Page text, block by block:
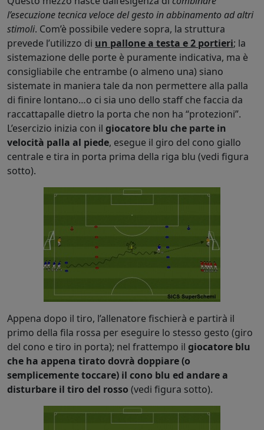
l’esecuzione tecnica veloce del gesto in abbinamento ad altri
stimoli. Com’è possibile vedere sopra, la struttura
prevede l’utilizzo di un pallone a testa e 2 portieri; la
sistemazione delle porte è puramente indicativa, ma è
consigliabile che entrambe (o almeno una) siano
sistemate in maniera tale da non permettere alla palla
di finire lontano…o ci sia uno dello staff che faccia da
raccattapalle dietro la porta che non ha “protezioni”.
L’esercizio inizia con il giocatore blu che parte in
velocità palla al piede, esegue il giro del cono giallo
centrale e tira in porta prima della riga blu (vedi figura
sotto).
Appena dopo il tiro, l’allenatore fischierà e partirà il
primo della fila rossa per eseguire lo stesso gesto (giro
del cono e tiro in porta); nel frattempo il giocatore blu
che ha appena tirato dovrà doppiare (o
semplicemente toccare) il cono blu ed andare a
disturbare il tiro del rosso (vedi figura sotto).